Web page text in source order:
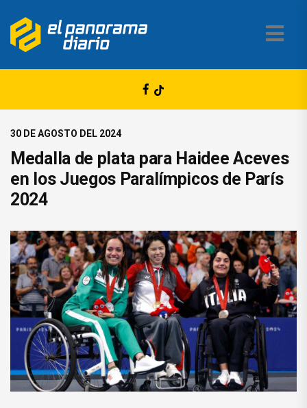
30 DE AGOSTO DEL 2024
Medalla de plata para Haidee Aceves
en los Juegos Paralímpicos de París
2024